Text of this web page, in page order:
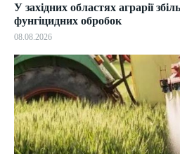
У західних областях аграрії
фунгіцидних обробок
08.08.2026